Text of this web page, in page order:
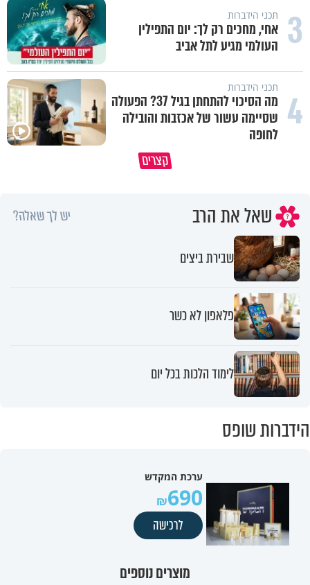
3 תכני הידברות
אחי, מחכים רק לך: יום התפילין
העולמי מגיע לתל אביב
4 תכני הידברות
מה הסיכוי להתחתן בגיל 37? הפעולה
שסיימה עשור של אכזבות והובילה
לחופה
קצרים
כל אחד מאיתנו הוא עולם ומלואו
למה אנחנו לא רואים את
שאל את הרב יש לך שאלה?
שבירת ביצים
פלאפון לא כשר
לימוד הלכות בכל יום
הידברות שופס
ערכת המקדש
690
לרכישה
מוצרים נוספים